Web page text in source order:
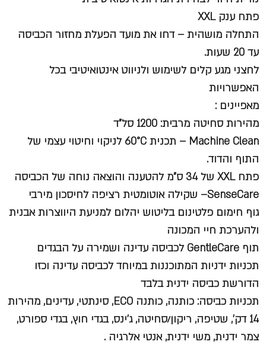
פתח ענק XXL
התחלה מושהית – דחו את מועד הפעלת מחזור הכביסה
עד 20 שעות.
לחצני מגע קלים לשימוש ולניווט אינטואיטיבי בכל
האפשרויות
מאפיינים :
מהירות סחיטה מרבית: 1200 סל"ד
Machine Clean – תכנית 60°C לניקוי וחיטוי עצמי של
התוף והדוד.
פתח XXL של 34 ס"מ להטענה והוצאה נוחה של הכביסה
SenseCare– שקילה אוטומטית רציפה לחיסכון מירבי
גוף חימום פלטינום בליטוש יהלום למניעת היווצרות אבנית
ולהערכת חיי המכונה
תוף GentleCare לכביסה עדינה ושמירה על הבגדים
תכניות ידניות המתוכננות במיוחד לכביסה עדינה וכזו
הדורשת כביסה ידנית בלבד
תכניות כביסה: כותנה, כותנה ECO, סינתטי, עדינים, מהירות
14 דק', שטיפה, ריקון/סחיטה, ג'ינס, בגדי חוץ, בגדי ספורט,
צמר ידנית, משי ידנית, אנטי אלרגיה .